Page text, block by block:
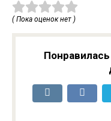
( Пока оценок нет )